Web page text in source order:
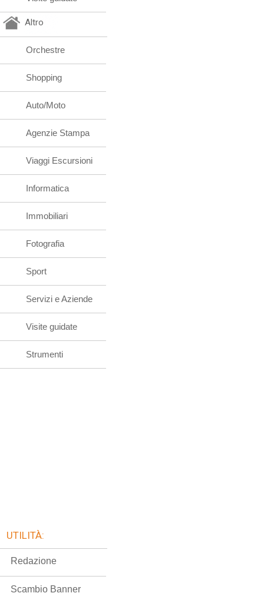
Altro
Orchestre
Shopping
Auto/Moto
Agenzie Stampa
Viaggi Escursioni
Informatica
Immobiliari
Fotografia
Sport
Servizi e Aziende
Visite guidate
Strumenti
UTILITÀ:
Redazione
Scambio Banner